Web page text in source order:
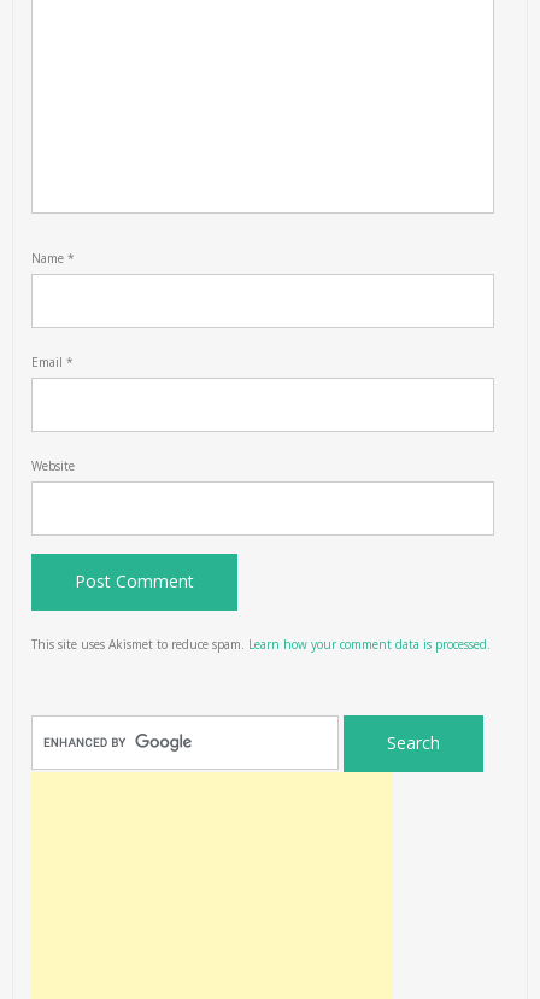
Name*
Email*
Website
This site uses Akismet to reduce spam. Learn how your comment data is processed.